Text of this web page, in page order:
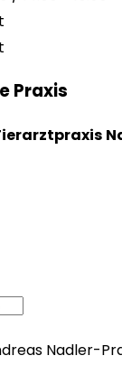
Praxis
Nadler-